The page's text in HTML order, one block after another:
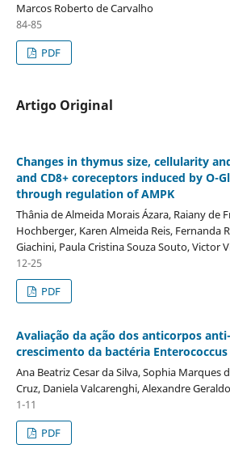
Marcos Roberto de Carvalho
84-85
PDF
Artigo Original
Changes in thymus size, cellularity
and CD8+ coreceptors induced by O-
through regulation of AMPK
Thânia de Almeida Morais Ázara, Raiany de
Hochberger, Karen Almeida Reis, Fernanda
Giachini, Paula Cristina Souza Souto, Victor
12-25
PDF
Avaliação da ação dos anticorpos
crescimento da bactéria Enterococcus
Ana Beatriz Cesar da Silva, Sophia Marques
Cruz, Daniela Valcarenghi, Alexandre Geraldo
1-11
PDF